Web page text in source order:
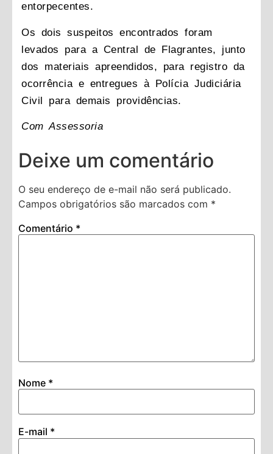
entorpecentes.
Os dois suspeitos encontrados foram
levados para a Central de Flagrantes, junto
dos materiais apreendidos, para registro da
ocorrência e entregues à Polícia Judiciária
Civil para demais providências.
Com Assessoria
Deixe um comentário
O seu endereço de e-mail não será publicado.
Campos obrigatórios são marcados com *
Comentário *
Nome *
E-mail *